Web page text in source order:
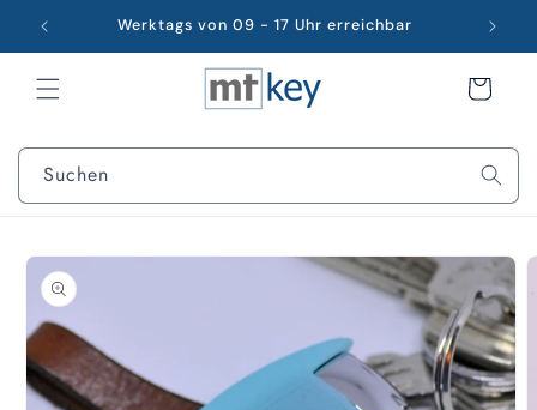
zum
Inhalt
Werktags von 09 - 17 Uhr erreichbar
Warenkorb
€0,00
Suchen